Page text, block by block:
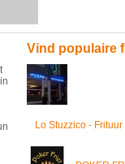
Vind populaire
Lo Stuzzico -